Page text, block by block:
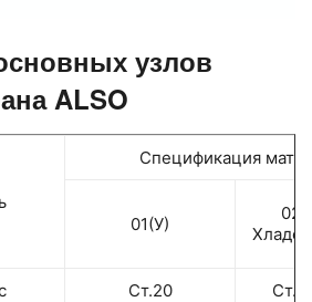
узлов
ALSO
Спецификация
01(У)
02
Ст.20